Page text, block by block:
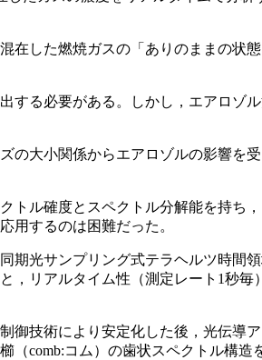
在した燃焼ガスの「ありのままの状
する必要がある。しかし，エアロゾ
の大小関係からエアロゾルの影響を
トル確度とスペクトル分解能を持ち
用するのは困難だった。
期光サンプリング式テラヘルツ時間
，リアルタイム性（測定レート1秒毎
御技術により安定化した後，光伝導
（comb:コム）の歯状スペクトル構造